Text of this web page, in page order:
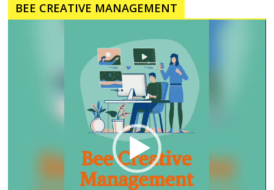
BEE CREATIVE MANAGEMENT